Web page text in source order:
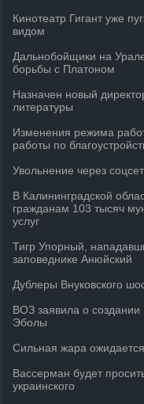
Кинотеатр Гигант уже
видом
Дальнобойщики на
борьбы с Платоном
Назначен новый
литературы
Изменения режима
работы по
Увольнение через
В Калининградской
гражданам 103 тысяч
услуг
Тигр Упорный,
заповеднике Анюйский
Дублеры Внуковского
ВОЗ заявила о
Эболы
Сильная жара
Вассерман будет
украинского